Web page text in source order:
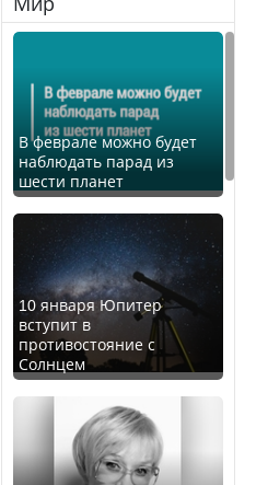
В феврале можно будет
наблюдать парад из
шести планет
10 января Юпитер
вступит в
противостояние с
Солнцем